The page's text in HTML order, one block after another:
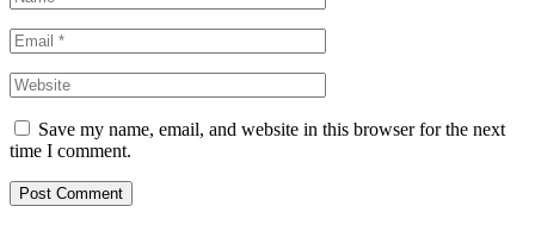
Save my name, email, and website in this browser for the next
time I comment.